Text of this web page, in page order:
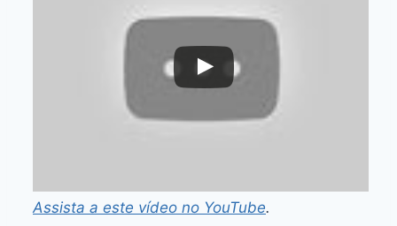
Assista a este vídeo no YouTube.